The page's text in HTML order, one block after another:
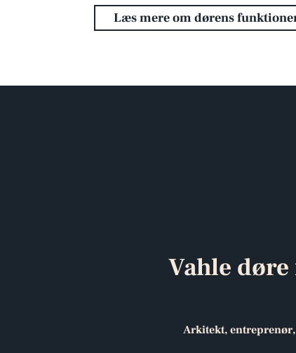
Læs mere om dørens
Vahle
Arkitekt,